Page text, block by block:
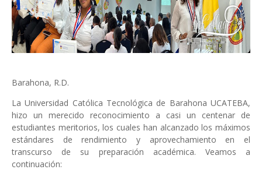
Barahona, R.D.
La Universidad Católica Tecnológica de Barahona UCATEBA,
hizo un merecido reconocimiento a casi un centenar de
estudiantes meritorios, los cuales han alcanzado los máximos
estándares de rendimiento y aprovechamiento en el
transcurso de su preparación académica. Veamos a
continuación: